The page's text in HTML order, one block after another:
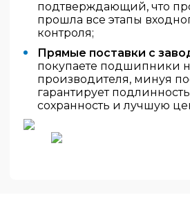
подтверждающий, что
прошла все этапы
контроля;
Прямые поставки с
покупаете подшипники
производителя, минуя
гарантирует
сохранность и лучшую